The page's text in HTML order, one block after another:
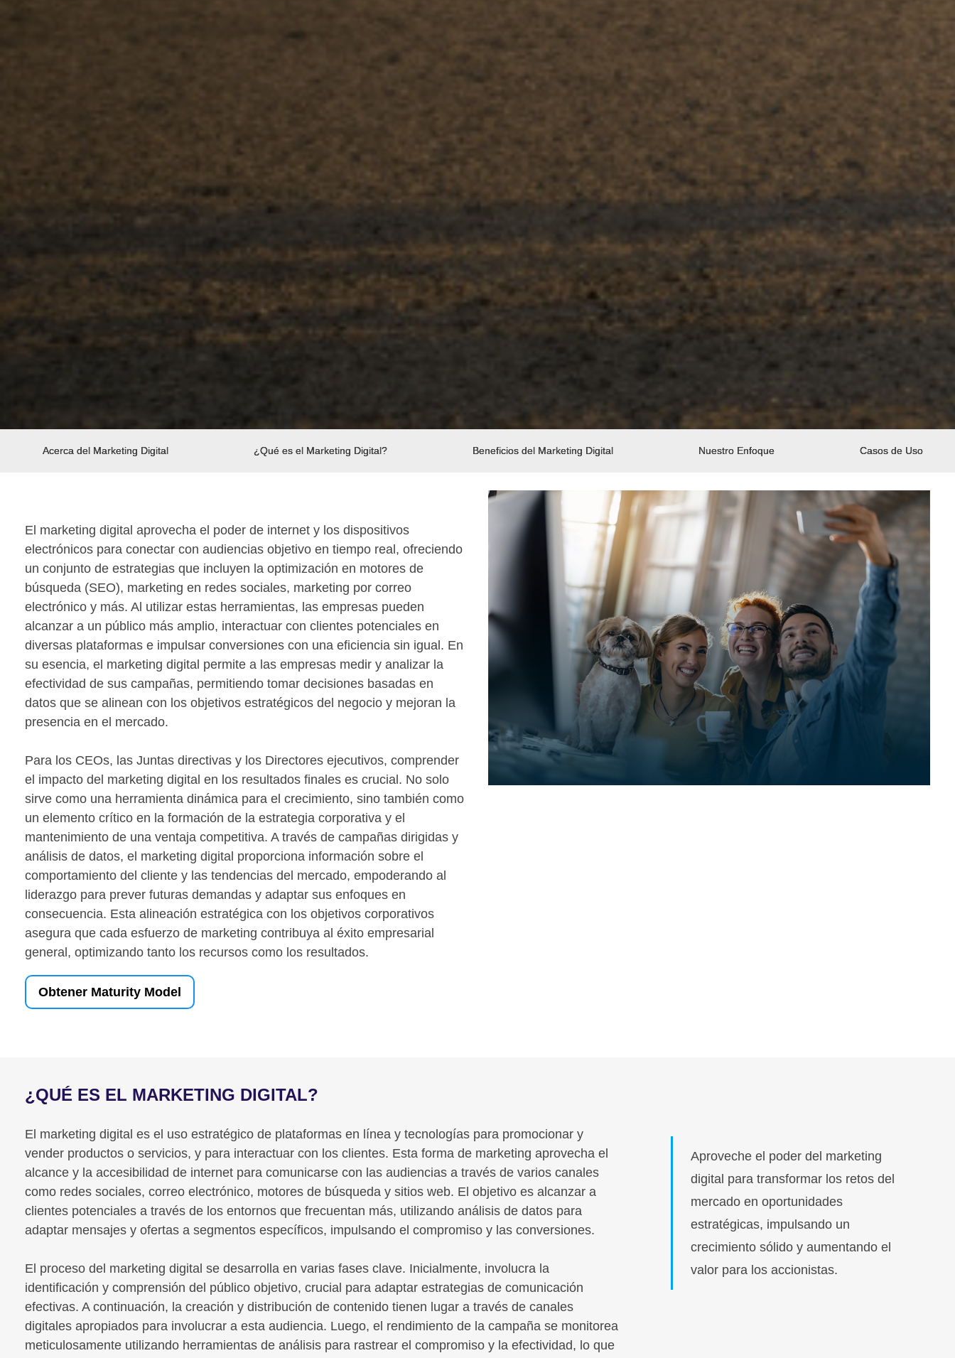
Acerca del Marketing Digital ¿Qué es el Marketing Digital? Beneficios del Marketing Digital Nuestro Enfoque Casos de Uso
El marketing digital aprovecha el poder de internet y los dispositivos
electrónicos para conectar con audiencias objetivo en tiempo real, ofreciendo
un conjunto de estrategias que incluyen la optimización en motores de
búsqueda (SEO), marketing en redes sociales, marketing por correo
electrónico y más. Al utilizar estas herramientas, las empresas pueden
alcanzar a un público más amplio, interactuar con clientes potenciales en
diversas plataformas e impulsar conversiones con una eficiencia sin igual. En
su esencia, el marketing digital permite a las empresas medir y analizar la
efectividad de sus campañas, permitiendo tomar decisiones basadas en
datos que se alinean con los objetivos estratégicos del negocio y mejoran la
presencia en el mercado.
Para los CEOs, las Juntas directivas y los Directores ejecutivos, comprender
el impacto del marketing digital en los resultados finales es crucial. No solo
sirve como una herramienta dinámica para el crecimiento, sino también como
un elemento crítico en la formación de la estrategia corporativa y el
mantenimiento de una ventaja competitiva. A través de campañas dirigidas y
análisis de datos, el marketing digital proporciona información sobre el
comportamiento del cliente y las tendencias del mercado, empoderando al
liderazgo para prever futuras demandas y adaptar sus enfoques en
consecuencia. Esta alineación estratégica con los objetivos corporativos
asegura que cada esfuerzo de marketing contribuya al éxito empresarial
general, optimizando tanto los recursos como los resultados.
Obtener Maturity Model
¿QUÉ ES EL MARKETING DIGITAL?
El marketing digital es el uso estratégico de plataformas en línea y tecnologías para promocionar y
vender productos o servicios, y para interactuar con los clientes. Esta forma de marketing aprovecha el
alcance y la accesibilidad de internet para comunicarse con las audiencias a través de varios canales
como redes sociales, correo electrónico, motores de búsqueda y sitios web. El objetivo es alcanzar a
clientes potenciales a través de los entornos que frecuentan más, utilizando análisis de datos para
adaptar mensajes y ofertas a segmentos específicos, impulsando el compromiso y las conversiones.
El proceso del marketing digital se desarrolla en varias fases clave. Inicialmente, involucra la
identificación y comprensión del público objetivo, crucial para adaptar estrategias de comunicación
efectivas. A continuación, la creación y distribución de contenido tienen lugar a través de canales
digitales apropiados para involucrar a esta audiencia. Luego, el rendimiento de la campaña se monitorea
meticulosamente utilizando herramientas de análisis para rastrear el compromiso y la efectividad, lo que
Aproveche el poder del marketing
digital para transformar los retos del
mercado en oportunidades
estratégicas, impulsando un
crecimiento sólido y aumentando el
valor para los accionistas.